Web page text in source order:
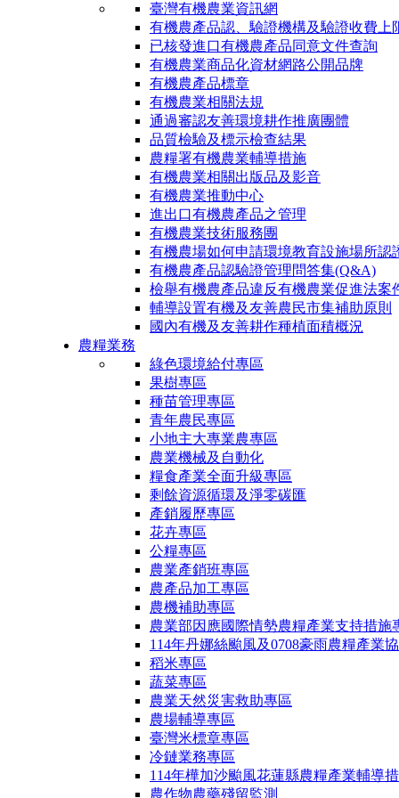
臺灣有機農業資訊網
有機農產品認、驗證機構及驗證收費上
已核發進口有機農產品同意文件查詢
有機農業商品化資材網路公開品牌
有機農產品標章
有機農業相關法規
通過審認友善環境耕作推廣團體
品質檢驗及標示檢查結果
農糧署有機農業輔導措施
有機農業相關出版品及影音
有機農業推動中心
進出口有機農產品之管理
有機農業技術服務團
有機農場如何申請環境教育設施場所認
有機農產品認驗證管理問答集(Q&A)
檢舉有機農產品違反有機農業促進法案
輔導設置有機及友善農民市集補助原則
國內有機及友善耕作種植面積概況
農糧業務
綠色環境給付專區
果樹專區
種苗管理專區
青年農民專區
小地主大專業農專區
農業機械及自動化
糧食產業全面升級專區
剩餘資源循環及淨零碳匯
產銷履歷專區
花卉專區
公糧專區
農業產銷班專區
農產品加工專區
農機補助專區
農業部因應國際情勢農糧產業支持措施
114年丹娜絲颱風及0708豪雨農糧產業
稻米專區
蔬菜專區
農業天然災害救助專區
農場輔導專區
臺灣米標章專區
冷鏈業務專區
114年樺加沙颱風花蓮縣農糧產業輔導
農作物農藥殘留監測